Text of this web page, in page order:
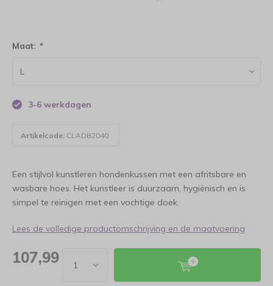
Maat: *
3-6 werkdagen
Artikelcode: CLADB2040
Een stijlvol kunstleren hondenkussen met een afritsbare en
wasbare hoes. Het kunstleer is duurzaam, hygiënisch en is
simpel te reinigen met een vochtige doek.
Lees de volledige productomschrijving en de maatvoering
107,99